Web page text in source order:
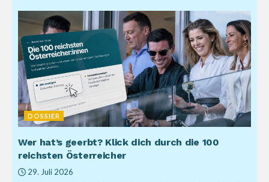
DOSSIER
Wer hat’s geerbt? Klick dich durch die 100
reichsten Österreicher
29. Juli 2026